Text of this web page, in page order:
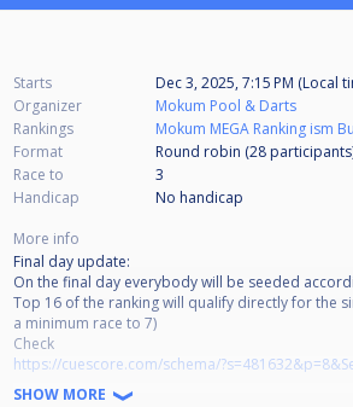
Starts
Dec 3, 2025, 7:15 PM (Local
Organizer
Mokum Pool & Darts
Rankings
Mokum MEGA Ranking ism
Format
Round robin (28 participants
Race to
3
Handicap
No handicap
More info
Final day update:
On the final day everybody will be seeded
Top 16 of the ranking will qualify directly for the
a minimum race to 7)
Check
https://cuescore.com/schema/
for a preview
SHOW MORE